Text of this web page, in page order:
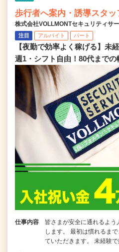
歩行者へ案内・誘導スタッ
株式会社VOLLMONTセキュリティサ
注目 アルバイト パート
【夜勤で効率よく稼げる】未
週1・シフト自由！80代までの
仕事内容
皆さまが安全に通れるよ
します。 最初は慣れるま
ていただきます。 未経験